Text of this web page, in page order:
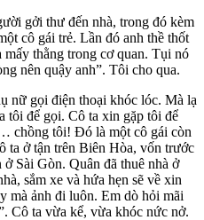
gởi thư đến nhà, trong đó kèm
cô gái trẻ. Lần đó anh thề thốt
thằng trong cơ quan. Tụi nó
nên quậy anh”. Tôi cho qua.
nữ gọi điện thoại khóc lóc. Mà lạ
tôi để gọi. Cô ta xin gặp tôi để
chồng tôi! Đó là một cô gái còn
ta ở tận trên Biên Hòa, vốn trước
Sài Gòn. Quân đã thuê nhà ở
sắm xe và hứa hẹn sẽ về xin
mà ảnh đi luôn. Em dò hỏi mãi
Cô ta vừa kể, vừa khóc nức nở.